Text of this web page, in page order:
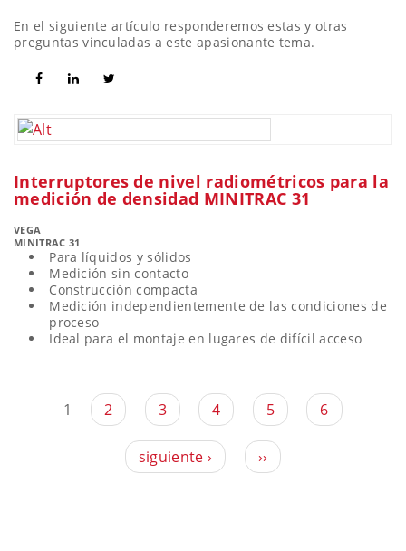
En el siguiente artículo responderemos estas y otras
preguntas vinculadas a este apasionante tema.
Interruptores de nivel radiométricos para la
medición de densidad MINITRAC 31
VEGA
MINITRAC 31
Para líquidos y sólidos
Medición sin contacto
Construcción compacta
Medición independientemente de las condiciones de
proceso
Ideal para el montaje en lugares de difícil acceso
1 2 3 4 5 6
siguiente › ››